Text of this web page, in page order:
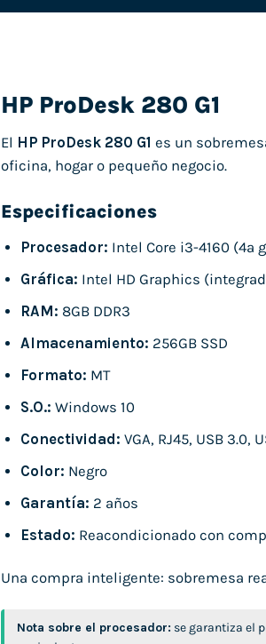
HP ProDesk 280 G1
El HP ProDesk 280 G1 es un
oficina, hogar o pequeño negocio.
Especificaciones
Procesador: Intel Core i3-4160 (4ª
Gráfica: Intel HD Graphics
RAM: 8GB DDR3
Almacenamiento: 256GB SSD
Formato: MT
S.O.: Windows 10
Conectividad: VGA, RJ45, USB 3.0,
Color: Negro
Garantía: 2 años
Estado: Reacondicionado con
Una compra inteligente: sobremesa
Nota sobre el procesador: se garantiza el